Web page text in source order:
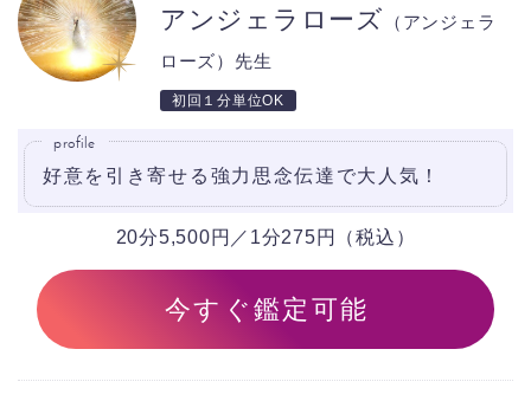
アンジェラローズ
（アンジェラ
ローズ）先生
初回１分単位OK
profile
好意を引き寄せる強力思念伝達で大人気！
20分5,500円／1分275円（税込）
今すぐ鑑定可能